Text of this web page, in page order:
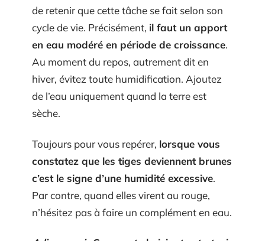
de retenir que cette tâche se fait selon son
cycle de vie. Précisément, il faut un apport
en eau modéré en période de croissance.
Au moment du repos, autrement dit en
hiver, évitez toute humidification. Ajoutez
de l’eau uniquement quand la terre est
sèche.
Toujours pour vous repérer, lorsque vous
constatez que les tiges deviennent brunes
c’est le signe d’une humidité excessive.
Par contre, quand elles virent au rouge,
n’hésitez pas à faire un complément en eau.